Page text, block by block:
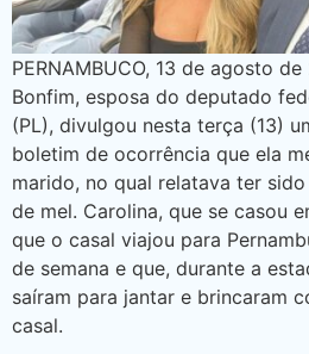
PERNAMBUCO, 13 de agosto
Bonfim, esposa do deputado
(PL), divulgou nesta terça (13)
boletim de ocorrência que ela
marido, no qual relatava ter
de mel. Carolina, que se casou
que o casal viajou para
de semana e que, durante a
saíram para jantar e brincaram
casal.